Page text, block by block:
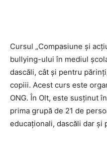
Cursul „Compasiune și
bullying-ului în mediul
dascăli, cât și pentru
copiii. Acest curs este
ONG. În Olt, este susținut
prima grupă de 21 de
educaționali, dascăli dar și